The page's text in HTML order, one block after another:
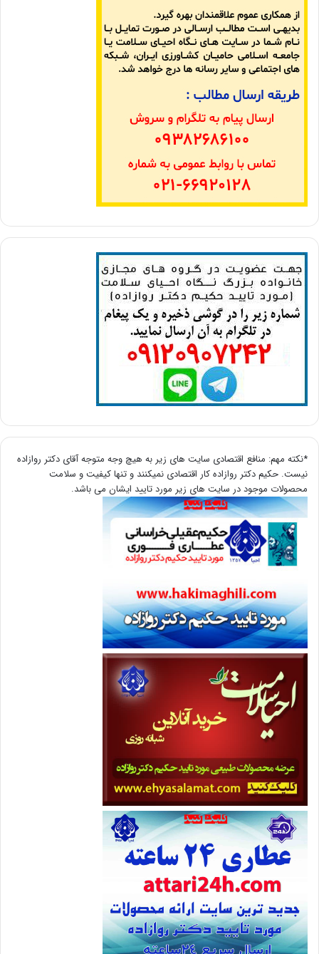
*نکته مهم: منافع اقتصادی سایت های زیر به هیچ وجه متوجه آقای دکتر روازاده
نیست. حکیم دکتر روازاده کار اقتصادی نمیکنند و تنها کیفیت و سلامت
محصولات موجود در سایت های زیر مورد تایید ایشان می باشد.